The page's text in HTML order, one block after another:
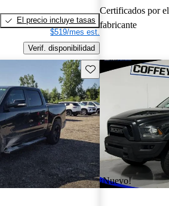
El precio incluye tasas
$519/mes est.
Verif. disponibilidad
Certificados por el
fabricante
Guarda este Aviso
¡Nuevo!